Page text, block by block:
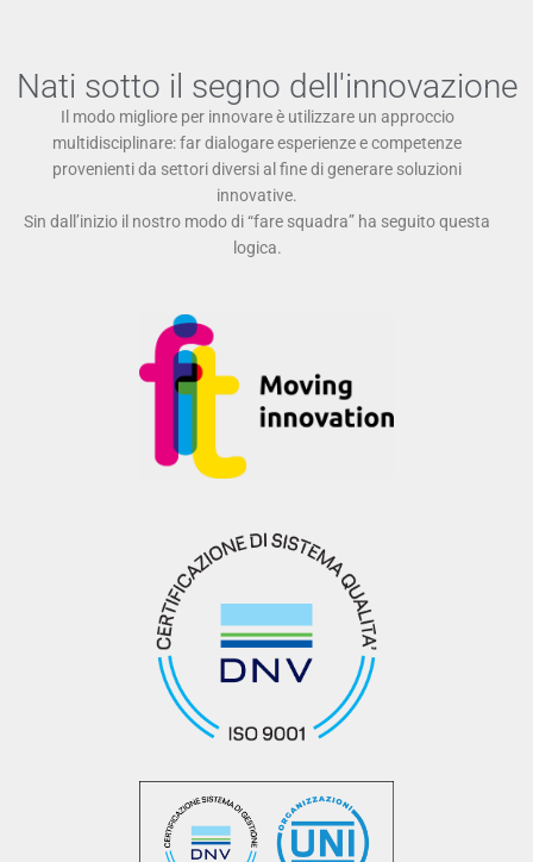
Nati sotto il segno dell'innovazione
Il modo migliore per innovare è utilizzare un approccio
multidisciplinare: far dialogare esperienze e competenze
provenienti da settori diversi al fine di generare soluzioni
innovative.
Sin dall’inizio il nostro modo di “fare squadra” ha seguito questa
logica.